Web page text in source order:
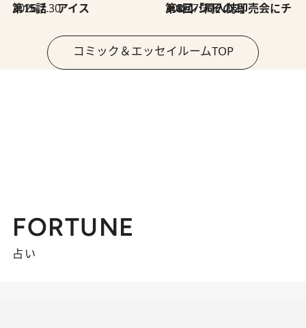
2026.7.30
第15話 アイス 2026.7.30
第8回「同人誌即売会にチャレンジ その2」
コミック＆エッセイルームTOP
FORTUNE
占い